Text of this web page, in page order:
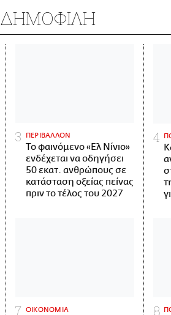
ΔΗΜΟΦΙΛΗ
ΠΕΡΙΒΑΛΛΟΝ
Το φαινόμενο «Ελ Νίνιο»
ενδέχεται να οδηγήσει
50 εκατ. ανθρώπους σε
κατάσταση οξείας πείνας
πριν το τέλος του 2027
ΟΙΚΟΝΟΜΙΑ